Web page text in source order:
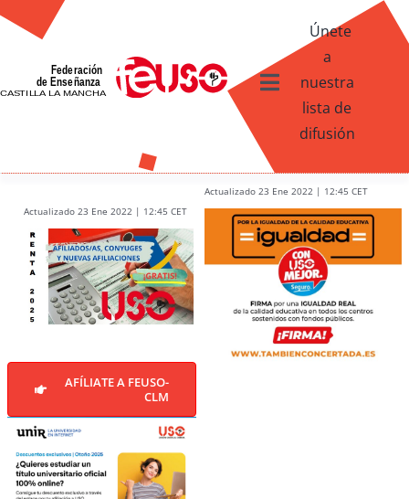
Skip
content
Toggle
Navigation
Contacto
Únete
a
nuestra
lista de
difusión
Actualizado 23 Ene 2022 | 12:45 CET
Actualizado 23 Ene 2022 | 12:45 CET
AFÍLIATE A FEUSO-
CLM